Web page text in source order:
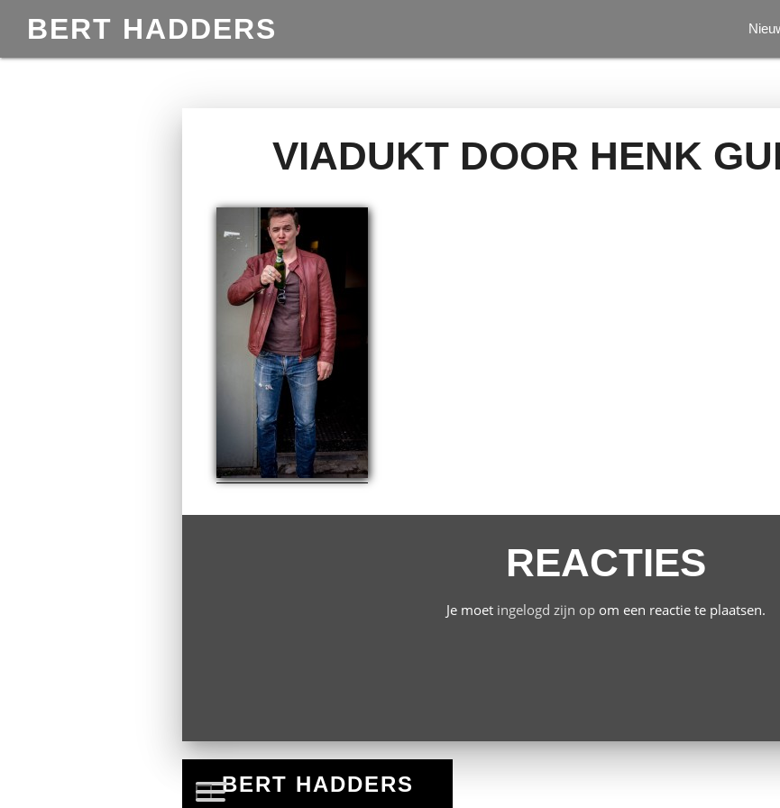
BERT HADDERS
VIADUKT DOOR HENK
REACTIES
Je moet ingelogd zijn opom een reactie te plaatsen.